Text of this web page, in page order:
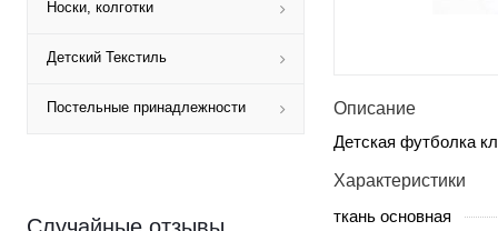
Носки, колготки
Детский Текстиль
Постельные принадлежности
Описание
Детская футболка
Характеристики
ткань основная